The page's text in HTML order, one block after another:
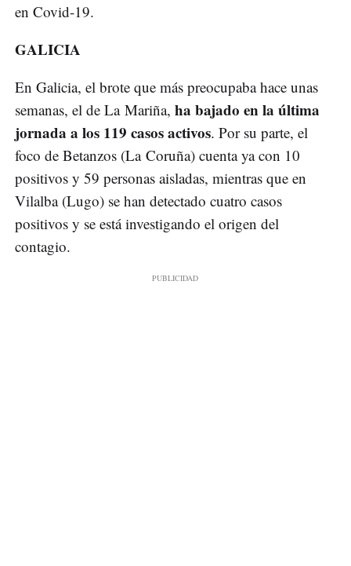
en Covid-19.
GALICIA
En Galicia, el brote que más preocupaba hace unas
semanas, el de La Mariña, ha bajado en la última
jornada a los 119 casos activos. Por su parte, el
foco de Betanzos (La Coruña) cuenta ya con 10
positivos y 59 personas aisladas, mientras que en
Vilalba (Lugo) se han detectado cuatro casos
positivos y se está investigando el origen del
contagio.